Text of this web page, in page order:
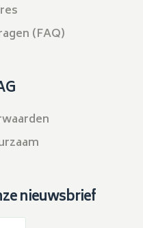
(FAQ)
nieuwsbrief